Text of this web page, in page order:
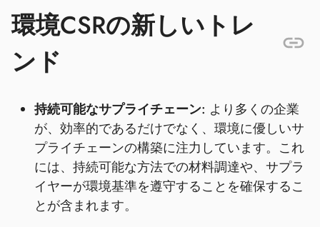
環境CSRの新しいトレ
ンド
持続可能なサプライチェーン: より多くの企業
が、効率的であるだけでなく、環境に優しいサ
プライチェーンの構築に注力しています。これ
には、持続可能な方法での材料調達や、サプラ
イヤーが環境基準を遵守することを確保するこ
とが含まれます。